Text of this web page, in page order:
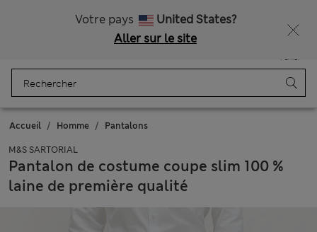
Votre pays
United States?
Aller sur le site
Panier
Accueil Homme Pantalons
M&S SARTORIAL
Pantalon de costume coupe slim 100 %
laine de première qualité